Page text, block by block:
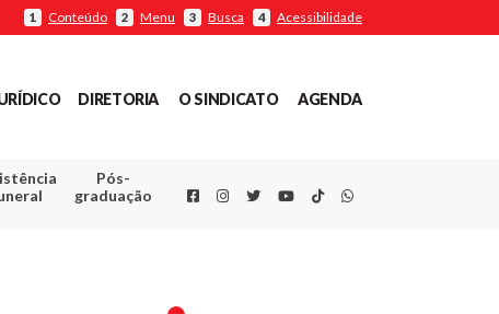
1 Conteúdo 2 Menu 3 Busca 4 Acessibilidade
DIRETORIA O SINDICATO AGENDA
Pós-
graduação
FacebookInstagram
TwitterYoutube
TikTokWhatsapp